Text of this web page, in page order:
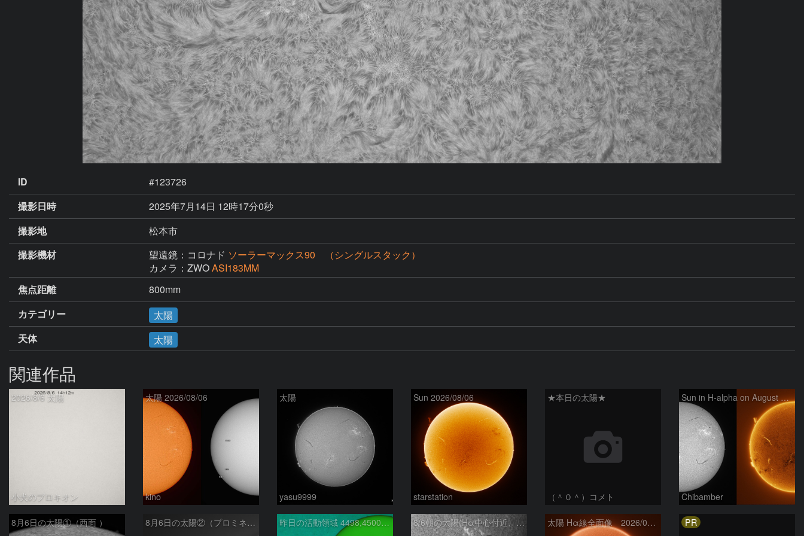
ID
#123726
撮影日時
2025年7月14日 12時17分0秒
撮影地
松本市
撮影機材
望遠鏡：コロナド ソーラーマックス90 （シングルスタック）
カメラ：ZWOASI183MM
焦点距離
800mm
カテゴリー
太陽
天体
太陽
関連作品
2026/8/6 太陽
小犬のプロキオン
太陽 2026/08/06
kino
太陽
yasu9999
Sun 2026/08/06
starstation
★本日の太陽★
（＾０＾）コメト
Sun in H-alpha on August 6, 2026
Chibamber
8月6日の太陽①（西面 ） 8月6日の太陽②（プロミネン北東縁 ） 昨日の活動領域 4498,4500：2026/08/05 8/6朝の太陽(Hα中心付近、4498、4502付近) 太陽 Hα線全面像 2026/08/06 PR